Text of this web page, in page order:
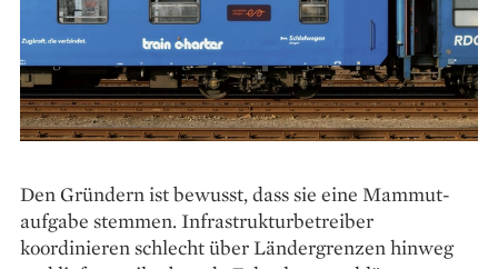
Den Gründern ist bewusst, dass sie eine Mammut­
aufgabe stemmen. Infrastrukturbetreiber
koordinieren schlecht über Ländergrenzen hinweg